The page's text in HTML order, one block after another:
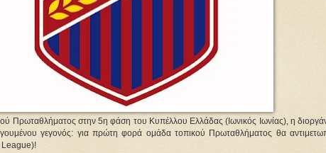
Πρωταθλήματος στην 5η φάση του Κυπέλλου Ελλάδας (Ιωνικός Ιωνίας), η
γεγονός: για πρώτη φορά ομάδα τοπικού Πρωταθλήματος θα
League)!